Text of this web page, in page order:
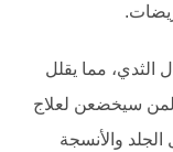
مما يقلل
لمن سيخضعن لعلاج
والأنسجة